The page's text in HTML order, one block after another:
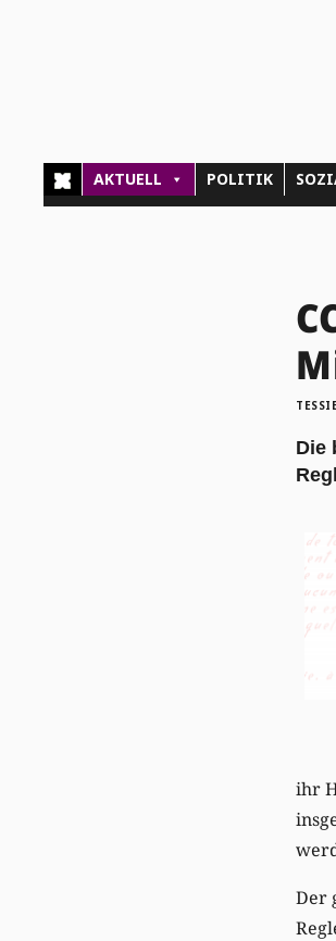
AKTUELL POLITIK
Die
ihr
Der